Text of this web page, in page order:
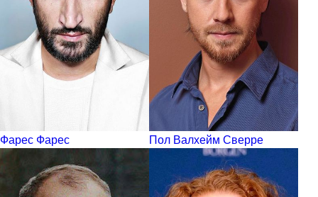
Фарес Фарес Пол Валхейм Сверре